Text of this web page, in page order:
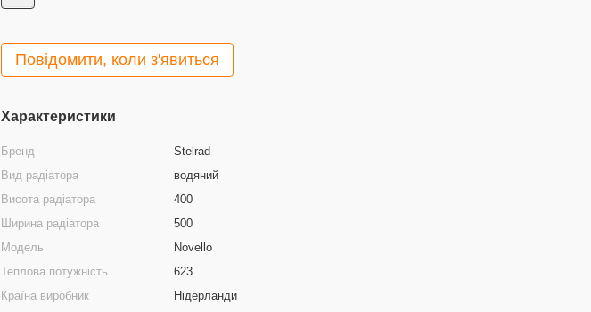
Повідомити, коли з'явиться
Характеристики
Бренд
Stelrad
Вид радіатора
водяний
Висота радіатора
400
Ширина радіатора
500
Модель
Novello
Теплова потужність
623
Країна виробник
Нідерланди